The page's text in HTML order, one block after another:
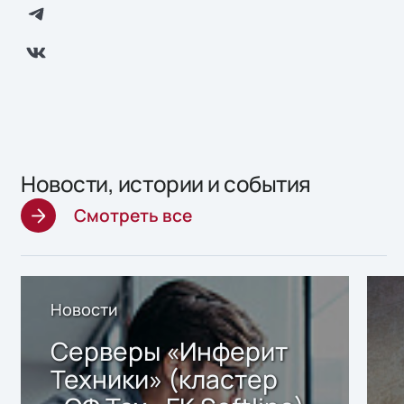
Новости, истории и события
Смотреть все
Новости
Серверы «Инферит
Техники» (кластер